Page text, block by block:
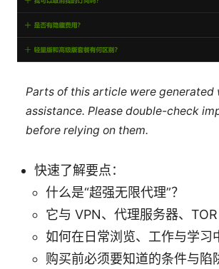
Parts of this article were generated
assistance. Please double-check
before relying on them.
快速了解要点：
什么是“超强无限代理”？
它与 VPN、代理服务器、TOR
如何在日常浏览、工作与学习
购买前必须要知道的条件与陷